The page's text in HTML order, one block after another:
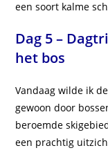
een soort kalme
Dag 5 –
het bos
Vandaag wilde ik
gewoon door
beroemde
een prachtig